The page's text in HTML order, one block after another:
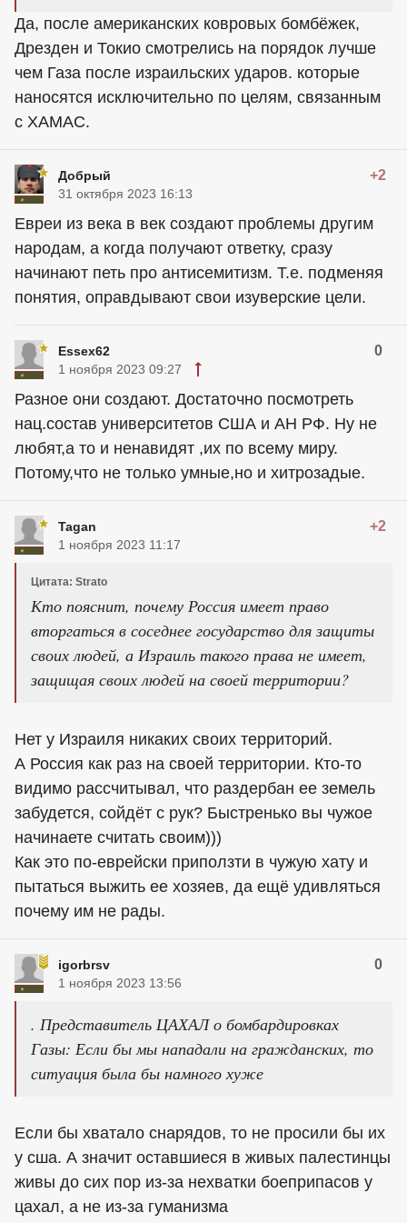
Да, после американских ковровых бомбёжек,
Дрезден и Токио смотрелись на порядок лучше
чем Газа после израильских ударов. которые
наносятся исключительно по целям, связанным
с ХАМАС.
Добрый +2
31 октября 2023 16:13
Евреи из века в век создают проблемы другим
народам, а когда получают ответку, сразу
начинают петь про антисемитизм. Т.е. подменяя
понятия, оправдывают свои изуверские цели.
Essex62 0
1 ноября 2023 09:27
Разное они создают. Достаточно посмотреть
нац.состав университетов США и АН РФ. Ну не
любят,а то и ненавидят ,их по всему миру.
Потому,что не только умные,но и хитрозадые.
Tagan +2
1 ноября 2023 11:17
Цитата: Strato
Кто пояснит, почему Россия имеет право
вторгаться в соседнее государство для защиты
своих людей, а Израиль такого права не имеет,
защищая своих людей на своей территории?
Нет у Израиля никаких своих территорий.
А Россия как раз на своей территории. Кто-то
видимо рассчитывал, что раздербан ее земель
забудется, сойдёт с рук? Быстренько вы чужое
начинаете считать своим)))
Как это по-еврейски приползти в чужую хату и
пытаться выжить ее хозяев, да ещё удивляться
почему им не рады.
igorbrsv 0
1 ноября 2023 13:56
. Представитель ЦАХАЛ о бомбардировках
Газы: Если бы мы нападали на гражданских, то
ситуация была бы намного хуже
Если бы хватало снарядов, то не просили бы их
у сша. А значит оставшиеся в живых палестинцы
живы до сих пор из-за нехватки боеприпасов у
цахал, а не из-за гуманизма